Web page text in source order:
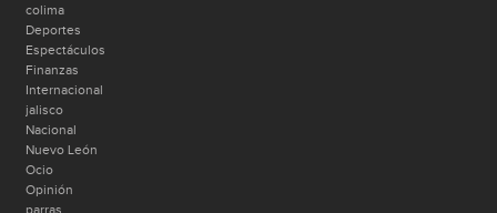
colima
Deportes
Espectáculos
Finanzas
Internacional
jalisco
Nacional
Nuevo León
Ocio
Opinión
parras